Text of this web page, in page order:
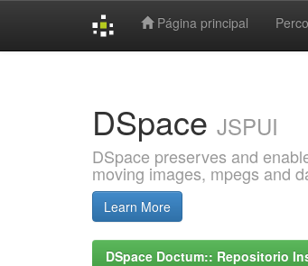
Página principal
DSpace JSPUI
DSpace preserves and
moving images, mpegs and
Learn More
DSpace Doctum:: Repositorio